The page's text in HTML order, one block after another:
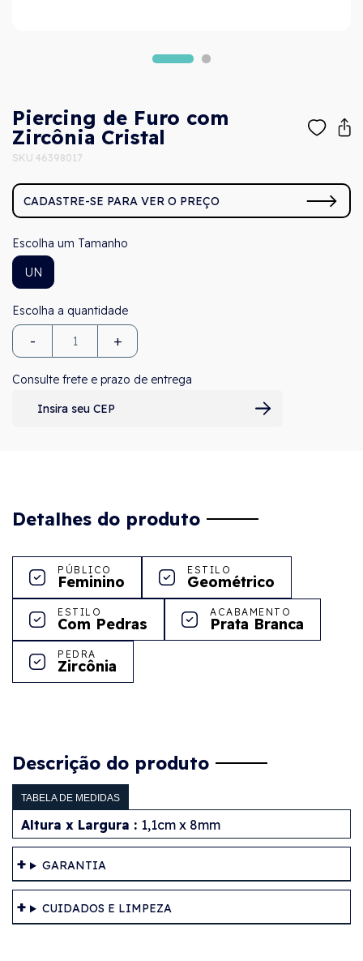
Piercing de Furo com
Zircônia Cristal
SKU 46398017
CADASTRE-SE PARA VER O PREÇO
Tamanho
UN
- +
Consulte frete e prazo de entrega
Detalhes do produto
PÚBLICO
Feminino
ESTILO
Geométrico
ESTILO
Com Pedras
ACABAMENTO
Prata Branca
PEDRA
Zircônia
Descrição do produto
TABELA DE MEDIDAS
Altura x Largura : 1,1cm x 8mm
GARANTIA
CUIDADOS E LIMPEZA